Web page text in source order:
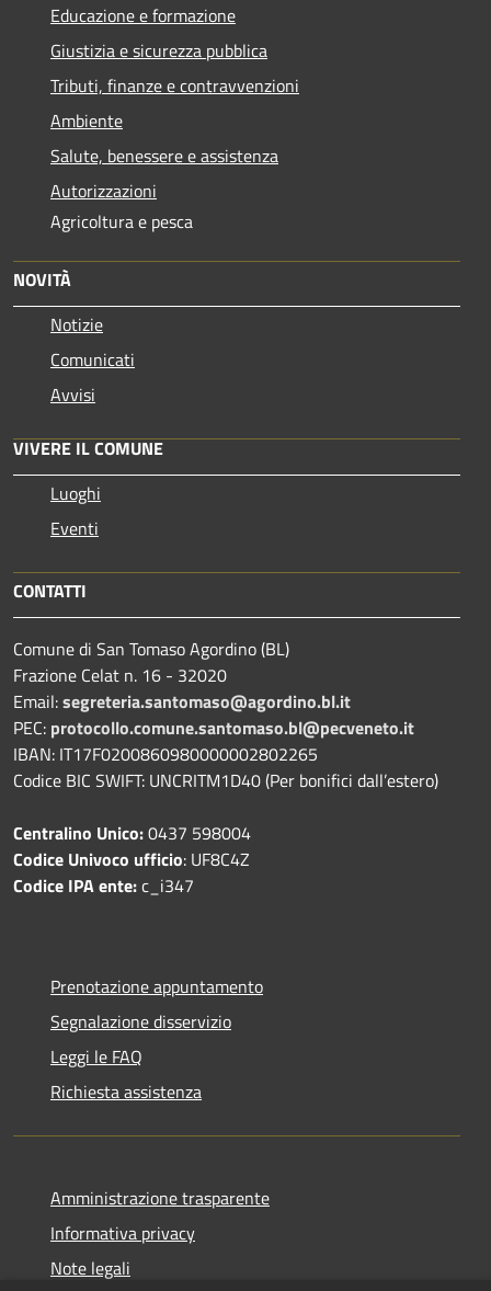
Educazione e formazione
Giustizia e sicurezza pubblica
Tributi, finanze e contravvenzioni
Ambiente
Salute, benessere e assistenza
Autorizzazioni
Agricoltura e pesca
NOVITÀ
Notizie
Comunicati
Avvisi
VIVERE IL COMUNE
Luoghi
Eventi
CONTATTI
Comune di San Tomaso Agordino (BL)
Frazione Celat n. 16 - 32020
Email:segreteria.santomaso@agordino.bl.it
PEC: protocollo.comune.santomaso.bl@pecveneto.it
IBAN: IT17F0200860980000002802265
Codice BIC SWIFT: UNCRITM1D40 (Per bonifici dall’estero)
Centralino Unico:0437 598004
Codice Univoco ufficio: UF8C4Z
Codice IPA ente:c_i347
Prenotazione appuntamento
Segnalazione disservizio
Leggi le FAQ
Richiesta assistenza
Amministrazione trasparente
Informativa privacy
Note legali